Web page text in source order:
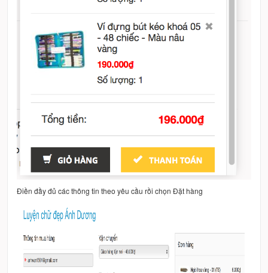
Điền đầy đủ các thông tin theo yêu cầu rồi chọn Đặt hàng